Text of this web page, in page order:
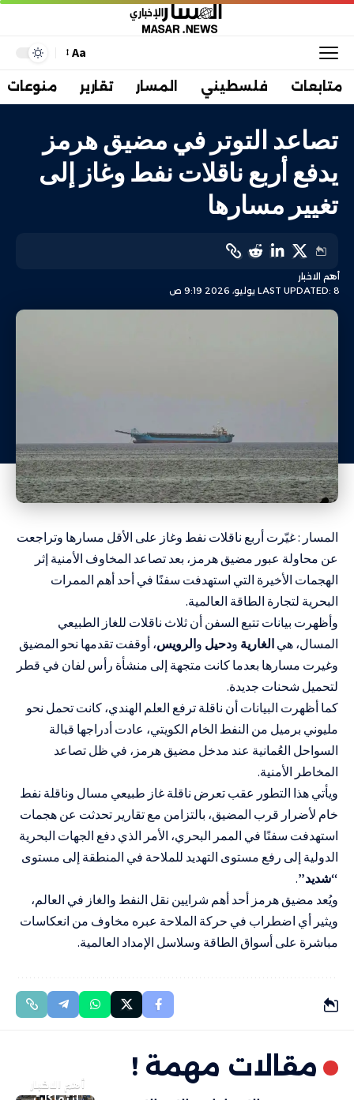
Aa
متابعات فلسطيني المسار تقارير منوعات
تصاعد التوتر في مضيق هرمز
يدفع أربع ناقلات نفط وغاز إلى
تغيير مسارها
LAST UPDATED: 8 يوليو، 2026 9:19 ص
أهم الاخبار
المسار : غيّرت أربع ناقلات نفط وغاز على الأقل مسارها وتراجعت
عن محاولة عبور مضيق هرمز، بعد تصاعد المخاوف الأمنية إثر
الهجمات الأخيرة التي استهدفت سفنًا في أحد أهم الممرات
البحرية لتجارة الطاقة العالمية.
وأظهرت بيانات تتبع السفن أن ثلاث ناقلات للغاز الطبيعي
المسال، هي الغارية ودحيل والرويس، أوقفت تقدمها نحو المضيق
وغيرت مسارها بعدما كانت متجهة إلى منشأة رأس لفان في قطر
لتحميل شحنات جديدة.
كما أظهرت البيانات أن ناقلة ترفع العلم الهندي، كانت تحمل نحو
مليوني برميل من النفط الخام الكويتي، عادت أدراجها قبالة
السواحل العُمانية عند مدخل مضيق هرمز، في ظل تصاعد
المخاطر الأمنية.
ويأتي هذا التطور عقب تعرض ناقلة غاز طبيعي مسال وناقلة نفط
خام لأضرار قرب المضيق، بالتزامن مع تقارير تحدثت عن هجمات
استهدفت سفنًا في الممر البحري، الأمر الذي دفع الجهات البحرية
الدولية إلى رفع مستوى التهديد للملاحة في المنطقة إلى مستوى
“شديد”.
ويُعد مضيق هرمز أحد أهم شرايين نقل النفط والغاز في العالم،
ويثير أي اضطراب في حركة الملاحة عبره مخاوف من انعكاسات
مباشرة على أسواق الطاقة وسلاسل الإمداد العالمية.
مقالات مهمة !
أهم الاخبار